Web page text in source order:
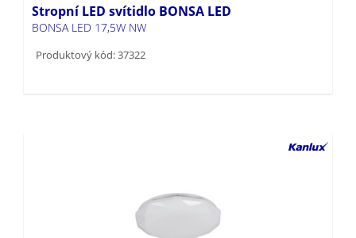
Stropní LED svítidlo BONSA LED
BONSA LED 17,5W NW
Produktový kód: 37322